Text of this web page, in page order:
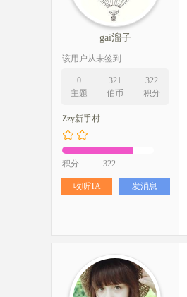
gai溜子
该用户从未签到
0
主题
321
伯币
322
积分
Zzy新手村
积分 322
收听TA 发消息